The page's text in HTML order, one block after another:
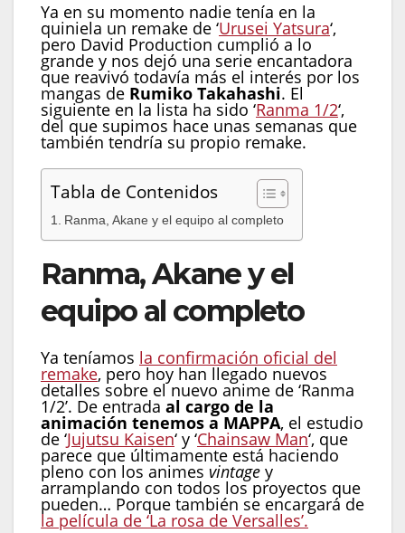
Ya en su momento nadie tenía en la
quiniela un remake de ‘Urusei Yatsura‘,
pero David Production cumplió a lo
grande y nos dejó una serie encantadora
que reavivó todavía más el interés por los
mangas de Rumiko Takahashi. El
siguiente en la lista ha sido ‘Ranma 1/2‘,
del que supimos hace unas semanas que
también tendría su propio remake.
Tabla de Contenidos
Ranma, Akane y el equipo al completo
Ranma, Akane y el
equipo al completo
Ya teníamos la confirmación oficial del
remake, pero hoy han llegado nuevos
detalles sobre el nuevo anime de ‘Ranma
1/2’. De entrada al cargo de la
animación tenemos a MAPPA, el estudio
de ‘Jujutsu Kaisen‘ y ‘Chainsaw Man‘, que
parece que últimamente está haciendo
pleno con los animes vintage y
arramplando con todos los proyectos que
pueden… Porque también se encargará de
la película de ‘La rosa de Versalles’.